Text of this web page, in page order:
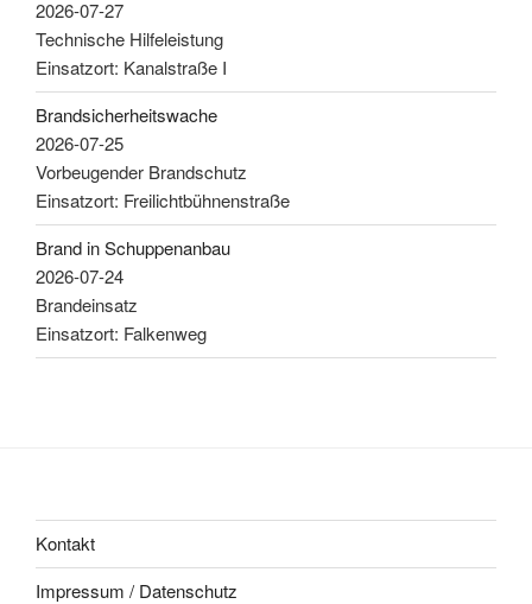
2026-07-27
Technische Hilfeleistung
Einsatzort: Kanalstraße I
Brandsicherheitswache
2026-07-25
Vorbeugender Brandschutz
Einsatzort: Freilichtbühnenstraße
Brand in Schuppenanbau
2026-07-24
Brandeinsatz
Einsatzort: Falkenweg
Kontakt
Impressum / Datenschutz